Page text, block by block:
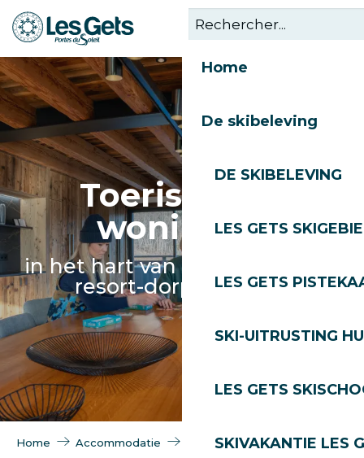
Aller
au
principal
Home
De skibeleving
DE SKIBELEVING
LES GETS
LES GETS
SKI-UITRUSTING
LES GETS
SKIVAKANTIE LES
Toeristische
woningen
in het hart van ons charmante
resort-dorp Les Gets
Home Accommodatie Toeristische woningen